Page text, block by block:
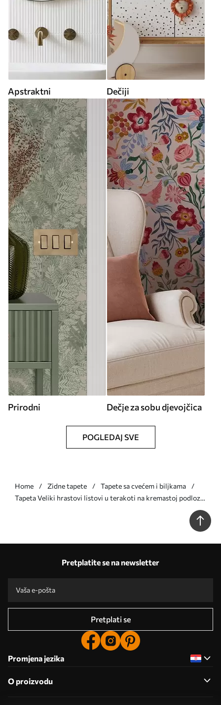
Apstraktni Dečiji
Prirodni Dečje za sobu djevojčica
POGLEDAJ SVE
Home Zidne tapete
Tapete sa cvećem i biljkama
Tapeta Veliki hrastovi listovi u terakoti na kremastoj podlozi
Pretplatite se na newsletter
Pretplati se
Promjena jezika
O proizvodu